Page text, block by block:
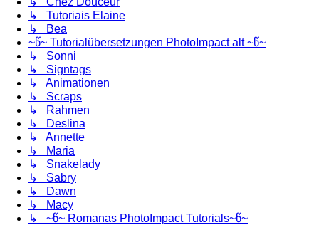
↳ Tutoriais Elaine
↳ Bea
~წ~ Tutorialübersetzungen PhotoImpact alt ~წ~
↳ Sonni
↳ Signtags
↳ Animationen
↳ Scraps
↳ Rahmen
↳ Deslina
↳ Annette
↳ Maria
↳ Snakelady
↳ Sabry
↳ Dawn
↳ Macy
↳ ~წ~ Romanas PhotoImpact Tutorials~წ~